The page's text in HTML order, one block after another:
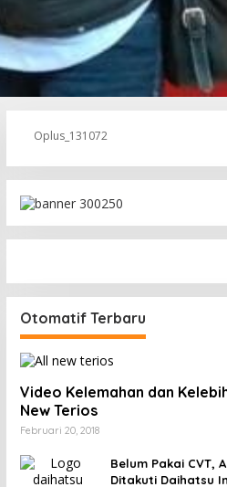
Oplus_131072
Otomatif Terbaru
Video Kelemahan dan
New Terios
Februari 20, 2018
Belum Pakai CVT,
Ditakuti Daihatsu